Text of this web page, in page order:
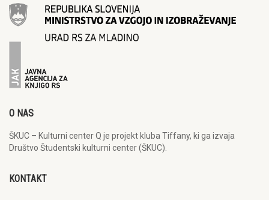
O NAS
ŠKUC – Kulturni center Q je projekt kluba Tiffany, ki ga izvaja
Društvo Študentski kulturni center (ŠKUC).
KONTAKT